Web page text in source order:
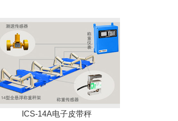
ICS-14A电子皮带秤